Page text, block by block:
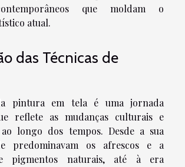
que moldam o
atual.
das Técnicas de
pintura em tela é uma jornada
reflete as mudanças culturais e
longo dos tempos. Desde a sua
predominavam os afrescos e a
pigmentos naturais, até à era